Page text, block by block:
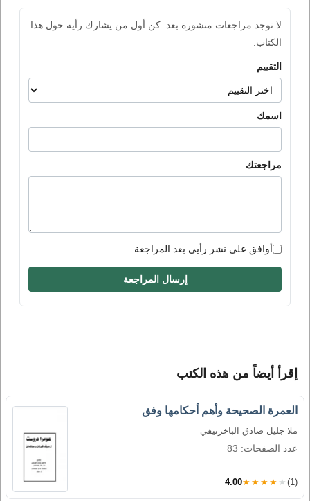
لا توجد مراجعات منشورة بعد. كن أول من يشارك رأيه حول هذا
الكتاب.
التقييم
اسمك
مراجعتك
أوافق على نشر رأيي بعد المراجعة.
إرسال المراجعة
إقرأ أيضاً من هذه الكتب
العمرة الصحيحة وأهم أحكامها وفق
ملا جليل صادق الباخرنيفي
عدد الصفحات: 83
4.00★★★★★ (1)